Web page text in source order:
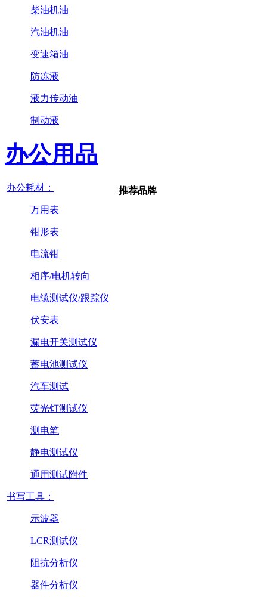
柴油机油
汽油机油
变速箱油
防冻液
液力传动油
制动液
办公用品
办公耗材：
万用表
钳形表
电流钳
相序/电机转向
电缆测试仪/跟踪仪
伏安表
漏电开关测试仪
蓄电池测试仪
汽车测试
荧光灯测试仪
测电笔
静电测试仪
通用测试附件
书写工具：
示波器
LCR测试仪
阻抗分析仪
器件分析仪
推荐品牌